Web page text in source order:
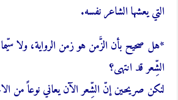
التي يعشها الشاعر نفسه.
*هل صحيح بأن الزَّمن هو زمن الرواية، ولا سيّما
الشِّعر قد انتهى؟
لنكن صريحين إنّ الشِّعر الآن يعاني نوعاً من